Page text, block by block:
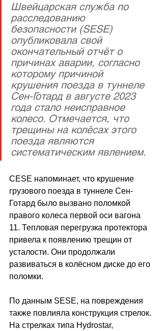
Швейцарская служба по
расследованию
безопасности (SESE)
опубликовала свой
окончательный отчёт о
причинах аварии, согласно
которому причиной
крушения поезда в туннеле
Сен-Готард в августе 2023
года стало неисправное
колесо. Отмечается, что
трещины на колёсах этого
поезда являются
систематическим явлением.
СESE напоминает, что крушение
грузового поезда в туннеле Сен-
Готард было вызвано поломкой
правого колеса первой оси вагона
11. Тепловая перегрузка протектора
привела к появлению трещин от
усталости. Они продолжали
развиваться в колёсном диске до его
поломки.
По данным SESE, на повреждения
также повлияла конструкция стрелок.
На стрелках типа Hydrostar,